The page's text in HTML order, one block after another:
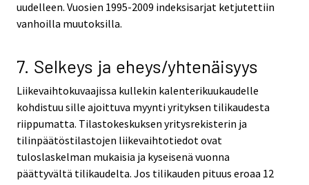
uudelleen. Vuosien 1995-2009 indeksisarjat ketjutettiin
vanhoilla muutoksilla.
7. Selkeys ja eheys/yhtenäisyys
Liikevaihtokuvaajissa kullekin kalenterikuukaudelle
kohdistuu sille ajoittuva myynti yrityksen tilikaudesta
riippumatta. Tilastokeskuksen yritysrekisterin ja
tilinpäätöstilastojen liikevaihtotiedot ovat
tuloslaskelman mukaisia ja kyseisenä vuonna
päättyvältä tilikaudelta. Jos tilikauden pituus eroaa 12